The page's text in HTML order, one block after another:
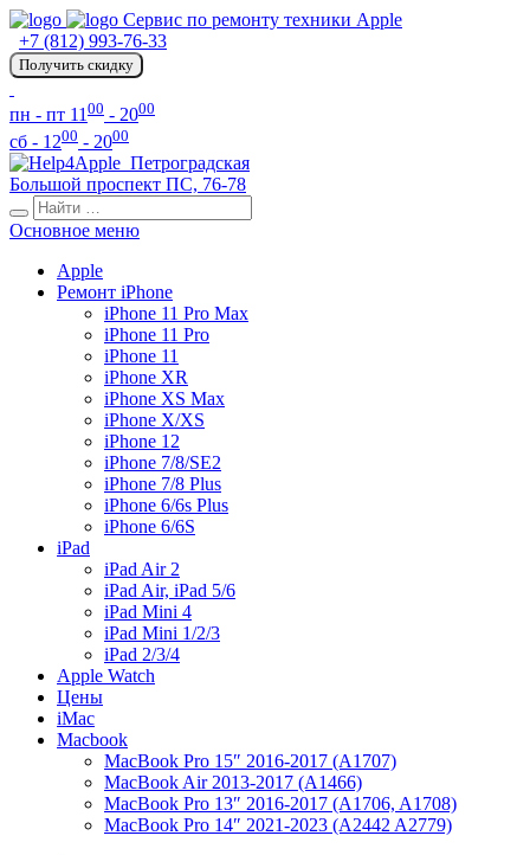
Сервис по ремонту техники Apple
+7 (812) 993-76-33
Получить скидку
пн - пт 11 00 - 2000
сб - 1200 - 2000
Петроградская
Большой проспект ПС, 76-78
Основное меню
Apple
Ремонт iPhone
iPhone 11 Pro Max
iPhone 11 Pro
iPhone 11
iPhone XR
iPhone XS Max
iPhone X/XS
iPhone 12
iPhone 7/8/SE2
iPhone 7/8 Plus
iPhone 6/6s Plus
iPhone 6/6S
iPad
iPad Air 2
iPad Air, iPad 5/6
iPad Mini 4
iPad Mini 1/2/3
iPad 2/3/4
Apple Watch
Цены
iMac
Macbook
MacBook Pro 15″ 2016-2017 (A1707)
MacBook Air 2013-2017 (A1466)
MacBook Pro 13″ 2016-2017 (A1706, A1708)
MacBook Pro 14″ 2021-2023 (A2442 A2779)